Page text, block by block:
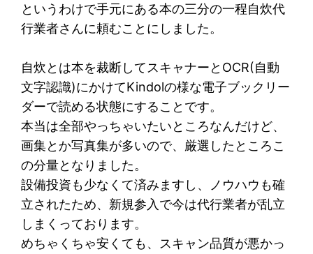
というわけで手元にある本の三分の一程自炊代
行業者さんに頼むことにしました。
自炊とは本を裁断してスキャナーとOCR(自動
文字認識)にかけてKindolの様な電子ブックリー
ダーで読める状態にすることです。
本当は全部やっちゃいたいところなんだけど、
画集とか写真集が多いので、厳選したところこ
の分量となりました。
設備投資も少なくて済みますし、ノウハウも確
立されたため、新規参入で今は代行業者が乱立
しまくっております。
めちゃくちゃ安くても、スキャン品質が悪かっ